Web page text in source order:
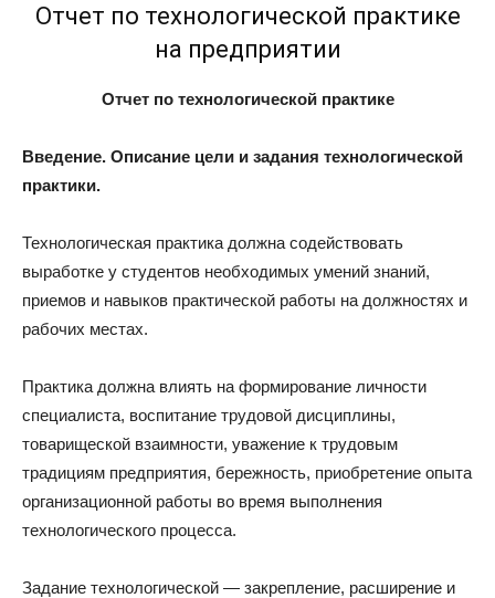
Отчет по технологической практике
на предприятии
Отчет по технологической практике
Введение. Описание цели и задания технологической
практики.
Технологическая практика должна содействовать
выработке у студентов необходимых умений знаний,
приемов и навыков практической работы на должностях и
рабочих местах.
Практика должна влиять на формирование личности
специалиста, воспитание трудовой дисциплины,
товарищеской взаимности, уважение к трудовым
традициям предприятия, бережность, приобретение опыта
организационной работы во время выполнения
технологического процесса.
Задание технологической — закрепление, расширение и